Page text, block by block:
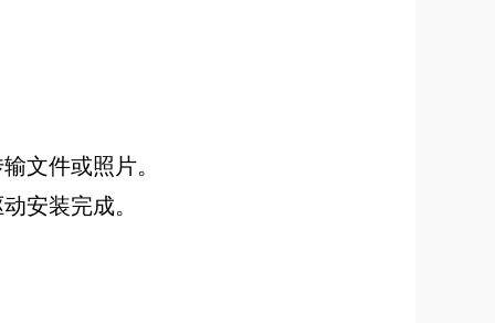
文件或照片。
安装完成。